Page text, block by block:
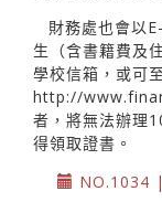
財務處也會以
生（含書籍費及
學校信箱，或可
http://
者，將無法辦理
得領取證書。
NO.1034 |